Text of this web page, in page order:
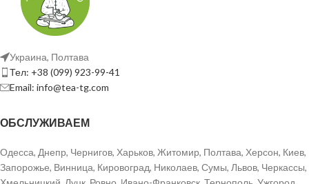
Украина, Полтава
Тел: +38 (099) 923-99-41
Email: info@tea-tg.com
ОБСЛУЖИВАЕМ
Одесса, Днепр, Чернигов, Харьков, Житомир, Полтава, Херсон, Киев,
Запорожье, Винница, Кировоград, Николаев, Сумы, Львов, Черкассы,